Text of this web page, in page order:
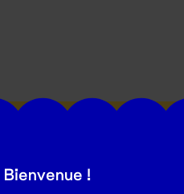
Bienvenue !